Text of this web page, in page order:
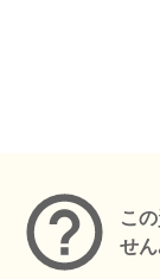
こ
せん